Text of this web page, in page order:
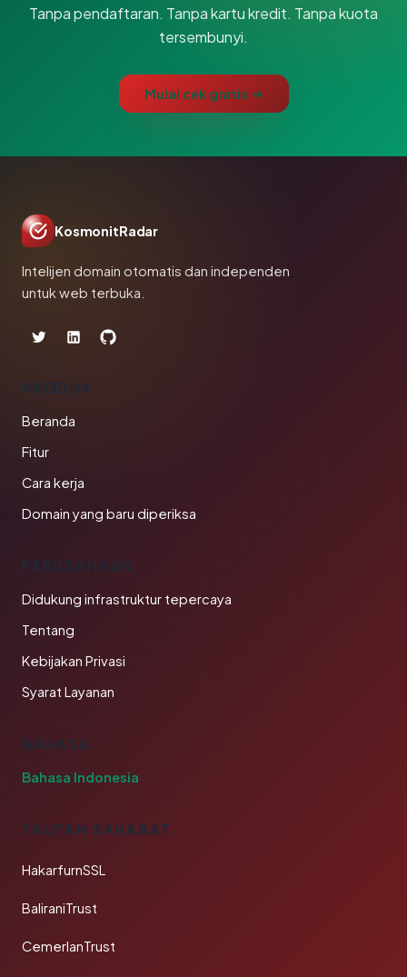
Tanpa pendaftaran. Tanpa kartu kredit. Tanpa kuota
tersembunyi.
Mulai cek gratis →
KosmonitRadar
Intelijen domain otomatis dan independen
untuk web terbuka.
PRODUK
Beranda
Fitur
Cara kerja
Domain yang baru diperiksa
PERUSAHAAN
Didukung infrastruktur tepercaya
Tentang
Kebijakan Privasi
Syarat Layanan
BAHASA
Bahasa Indonesia
TAUTAN SAHABAT
HakarfurnSSL
BaliraniTrust
CemerlanTrust